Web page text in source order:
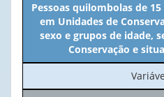
Pessoas quilombolas de
em Unidades de
sexo e grupos de idade,
Conservação e
No